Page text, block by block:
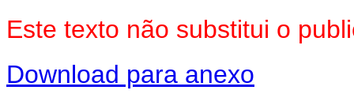
Este texto não substitui o
Download para anexo